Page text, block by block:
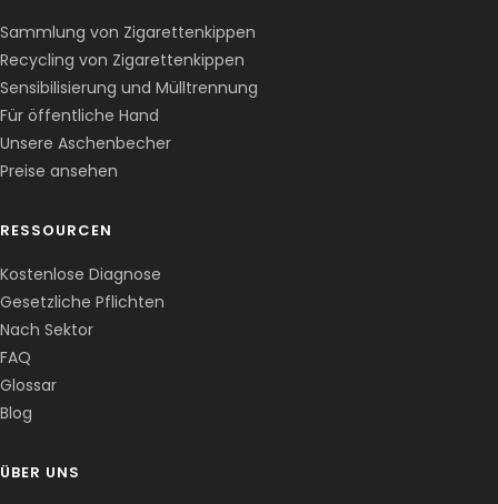
Sammlung von Zigarettenkippen
Recycling von Zigarettenkippen
Sensibilisierung und Mülltrennung
Für öffentliche Hand
Unsere Aschenbecher
Preise ansehen
RESSOURCEN
Kostenlose Diagnose
Gesetzliche Pflichten
Nach Sektor
FAQ
Glossar
Blog
ÜBER UNS